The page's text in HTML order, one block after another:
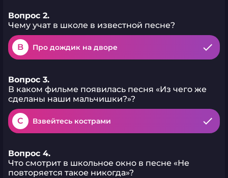
Вопрос 2.
Чему учат в школе в известной песне?
B Про дождик на дворе
Вопрос 3.
В каком фильме появилась песня «Из чего же
сделаны наши мальчишки?»?
C Взвейтесь кострами
Вопрос 4.
Что смотрит в школьное окно в песне «Не
повторяется такое никогда»?